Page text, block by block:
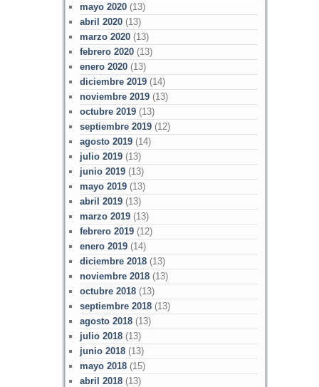
mayo 2020(13)
abril 2020(13)
marzo 2020(13)
febrero 2020(13)
enero 2020(13)
diciembre 2019(14)
noviembre 2019(13)
octubre 2019(13)
septiembre 2019(12)
agosto 2019(14)
julio 2019(13)
junio 2019(13)
mayo 2019(13)
abril 2019(13)
marzo 2019(13)
febrero 2019(12)
enero 2019(14)
diciembre 2018(13)
noviembre 2018(13)
octubre 2018(13)
septiembre 2018(13)
agosto 2018(13)
julio 2018(13)
junio 2018(13)
mayo 2018(15)
abril 2018(13)